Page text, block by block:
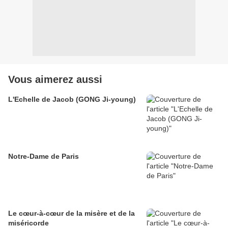
Vous aimerez aussi
L'Echelle de Jacob (GONG Ji-young)
Notre-Dame de Paris
Le cœur-à-cœur de la misère et de la
miséricorde